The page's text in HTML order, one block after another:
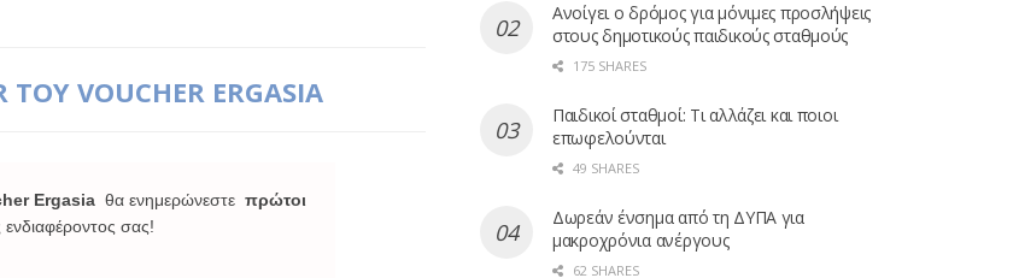
VOUCHER ERGASIA
Ergasia θα ενημερώνεστε πρώτοι
ενδιαφέροντος σας!
Ανοίγει ο δρόμος για μόνιμες προσλήψεις
στους δημοτικούς παιδικούς σταθμούς
175 SHARES
Παιδικοί σταθμοί: Τι αλλάζει και ποιοι
επωφελούνται
49 SHARES
Δωρεάν ένσημα από τη ΔΥΠΑ για
μακροχρόνια ανέργους
62 SHARES